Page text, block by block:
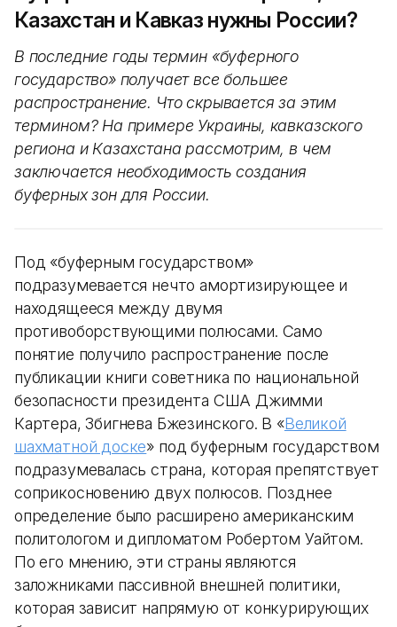
Казахстан и Кавказ нужны России?
В последние годы термин «‎буферного
государство» получает все большее
распространение. Что скрывается за этим
термином? На примере Украины, кавказского
региона и Казахстана рассмотрим, в чем
заключается необходимость создания
буферных зон для России.
Под «‎буферным государством»
подразумевается нечто амортизирующее и
находящееся между двумя
противоборствующими полюсами. Само
понятие получило распространение после
публикации книги советника по национальной
безопасности президента США Джимми
Картера, Збигнева Бжезинского. В «‎Великой
шахматной доске» под буферным государством
подразумевалась страна, которая препятствует
соприкосновению двух полюсов. Позднее
определение было расширено американским
политологом и дипломатом Робертом Уайтом.
По его мнению, эти страны являются
заложниками пассивной внешней политики,
которая зависит напрямую от конкурирующих